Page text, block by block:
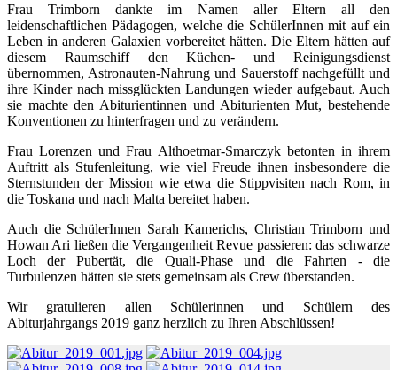
Frau Trimborn dankte im Namen aller Eltern all den
leidenschaftlichen Pädagogen, welche die SchülerInnen mit auf ein
Leben in anderen Galaxien vorbereitet hätten. Die Eltern hätten auf
diesem Raumschiff den Küchen- und Reinigungsdienst
übernommen, Astronauten-Nahrung und Sauerstoff nachgefüllt und
ihre Kinder nach missglückten Landungen wieder aufgebaut. Auch
sie machte den Abiturientinnen und Abiturienten Mut, bestehende
Konventionen zu hinterfragen und zu verändern.
Frau Lorenzen und Frau Althoetmar-Smarczyk betonten in ihrem
Auftritt als Stufenleitung, wie viel Freude ihnen insbesondere die
Sternstunden der Mission wie etwa die Stippvisiten nach Rom, in
die Toskana und nach Malta bereitet haben.
Auch die SchülerInnen Sarah Kamerichs, Christian Trimborn und
Howan Ari ließen die Vergangenheit Revue passieren: das schwarze
Loch der Pubertät, die Quali-Phase und die Fahrten - die
Turbulenzen hätten sie stets gemeinsam als Crew überstanden.
Wir gratulieren allen Schülerinnen und Schülern des
Abiturjahrgangs 2019 ganz herzlich zu Ihren Abschlüssen!